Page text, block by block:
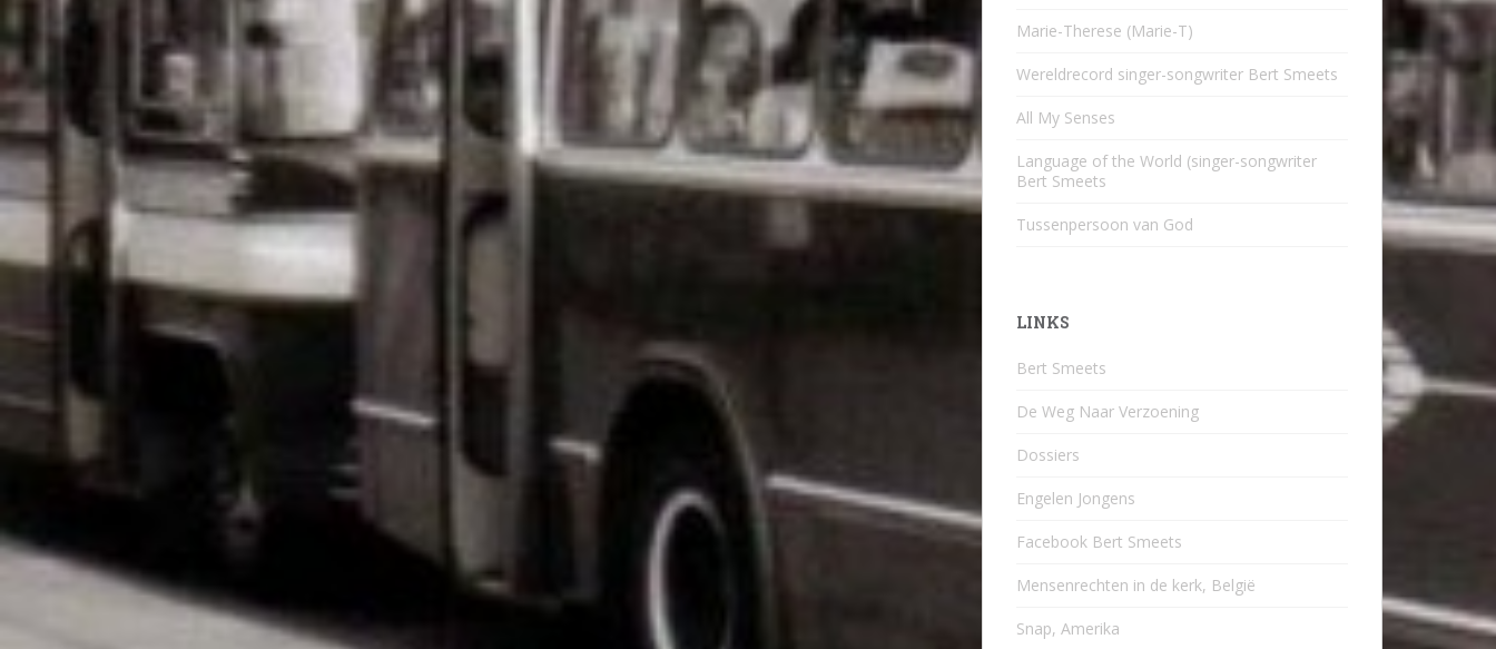
Marie-Therese (Marie-T)
Wereldrecord singer-songwriter Bert Smeets
All My Senses
Language of the World (singer-songwriter
Bert Smeets
Tussenpersoon van God
LINKS
Bert Smeets
De Weg Naar Verzoening
Dossiers
Engelen Jongens
Facebook Bert Smeets
Mensenrechten in de kerk, België
Snap, Amerika